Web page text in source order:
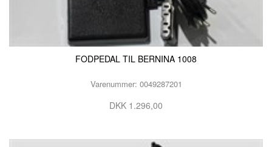
FODPEDAL TIL BERNINA 1008
Varenummer: 0049287201
DKK 1.296,00